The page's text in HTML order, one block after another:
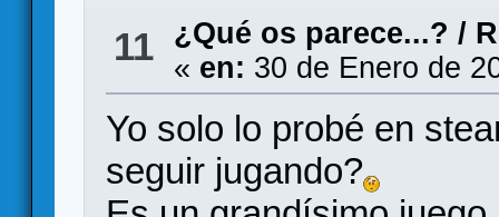
11 ¿Qué os parece...? /
« en: 30 de Enero de
Yo solo lo probé en
seguir jugando?